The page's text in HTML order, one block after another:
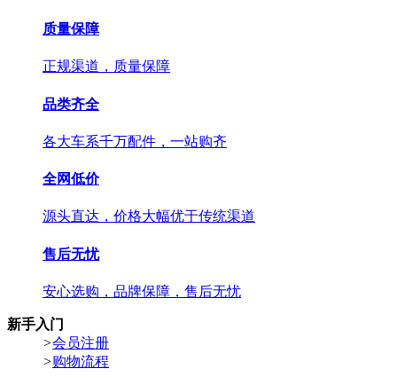
质量保障
正规渠道，质量保障
品类齐全
各大车系千万配件，一站购齐
全网低价
源头直达，价格大幅优于传统渠道
售后无忧
安心选购，品牌保障，售后无忧
新手入门
>会员注册
>购物流程